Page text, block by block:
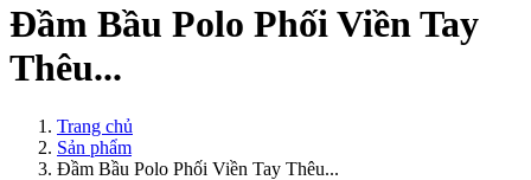
Đầm Bầu Polo Phối Viền Tay
Thêu...
Trang chủ
Sản phẩm
Đầm Bầu Polo Phối Viền Tay Thêu...